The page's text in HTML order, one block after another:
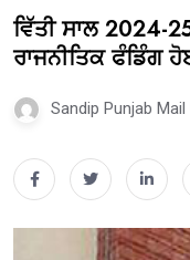
ਵਿੱਤੀ ਸਾਲ 2024-
ਰਾਜਨੀਤਿਕ ਫੰਡਿੰਗ
Sandip Punjab